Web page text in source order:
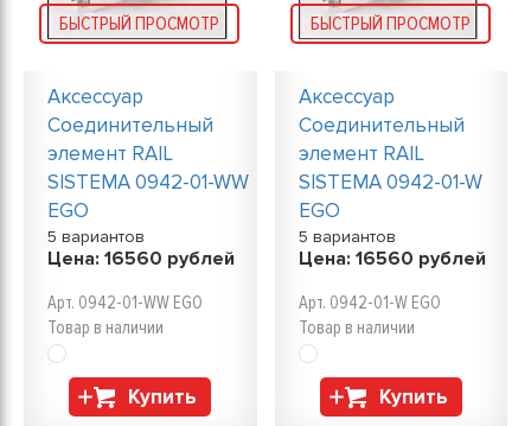
БЫСТРЫЙ ПРОСМОТР
Аксессуар
Соединительный
элемент RAIL
SISTEMA 0942-01-WW
EGO
5 вариантов
Цена: 16560 рублей
Арт. 0942-01-WW EGO
Товар в наличии
Купить
БЫСТРЫЙ ПРОСМОТР
Аксессуар
Соединительный
элемент RAIL
SISTEMA 0942-01-W
EGO
5 вариантов
Цена: 16560 рублей
Арт. 0942-01-W EGO
Товар в наличии
Купить